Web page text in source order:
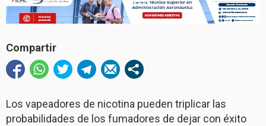
Compartir
Los vapeadores de nicotina pueden triplicar las
probabilidades de los fumadores de dejar con éxito